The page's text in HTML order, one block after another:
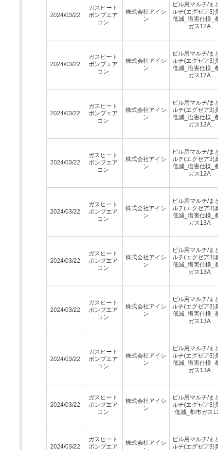
2024/03/22
ガスヒート
ポンプエア
コン
株式会社アイシ
ン
ビル用マルチ/ま
ルチ(エグゼア3)
低減_塩害仕様_
ガス12A
2024/03/22
ガスヒート
ポンプエア
コン
株式会社アイシ
ン
ビル用マルチ/ま
ルチ(エグゼア3)
低減_塩害仕様_
ガス12A
2024/03/22
ガスヒート
ポンプエア
コン
株式会社アイシ
ン
ビル用マルチ/ま
ルチ(エグゼア3)
低減_塩害仕様_
ガス12A
2024/03/22
ガスヒート
ポンプエア
コン
株式会社アイシ
ン
ビル用マルチ/ま
ルチ(エグゼア3)
低減_塩害仕様_
ガス12A
2024/03/22
ガスヒート
ポンプエア
コン
株式会社アイシ
ン
ビル用マルチ/ま
ルチ(エグゼア3)
低減_塩害仕様_
ガス13A
2024/03/22
ガスヒート
ポンプエア
コン
株式会社アイシ
ン
ビル用マルチ/ま
ルチ(エグゼア3)
低減_塩害仕様_
ガス13A
2024/03/22
ガスヒート
ポンプエア
コン
株式会社アイシ
ン
ビル用マルチ/ま
ルチ(エグゼア3)
低減_塩害仕様_
ガス13A
2024/03/22
ガスヒート
ポンプエア
コン
株式会社アイシ
ン
ビル用マルチ/ま
ルチ(エグゼア3)
低減_塩害仕様_
ガス13A
2024/03/22
ガスヒート
ポンプエア
コン
株式会社アイシ
ン
ビル用マルチ/ま
ルチ(エグゼア3)
低減_都市ガス
2024/03/22
ガスヒート
ポンプエア
株式会社アイシ
ビル用マルチ/ま
ルチ(エグゼア3)